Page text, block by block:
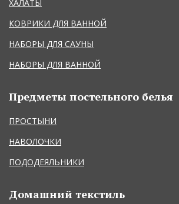
ХАЛАТЫ
КОВРИКИ ДЛЯ ВАННОЙ
НАБОРЫ ДЛЯ САУНЫ
НАБОРЫ ДЛЯ ВАННОЙ
Предметы постельного белья
ПРОСТЫНИ
НАВОЛОЧКИ
ПОДОДЕЯЛЬНИКИ
Домашний текстиль